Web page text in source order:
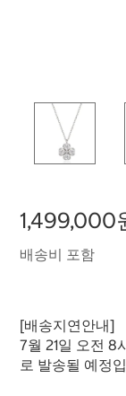
1,499,000
배송비 포함
[배송지연안내]
7월 21일 오전 8
로 발송될 예정